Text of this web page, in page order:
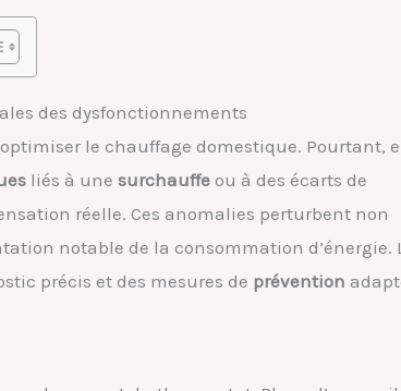
des dysfonctionnements
le chauffage domestique. Pourtant,
liés à une surchauffe ou à des écarts de
réelle. Ces anomalies perturbent non
notable de la consommation d’énergie.
précis et des mesures de prévention